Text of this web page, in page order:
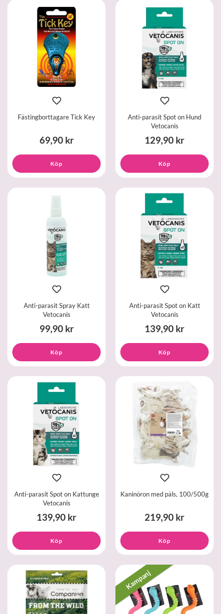
Fästingborttagare Tick Key
69,90 kr
Köp
Anti-parasit Spot on Hund
Vetocanis
129,90 kr
Köp
Anti-parasit Spray Katt
Vetocanis
99,90 kr
Köp
Anti-parasit Spot on Katt
Vetocanis
139,90 kr
Köp
Anti-parasit Spot on Kattunge
Vetocanis
139,90 kr
Köp
Kaninöron med päls, 100/500g
219,90 kr
Köp
Kampanj